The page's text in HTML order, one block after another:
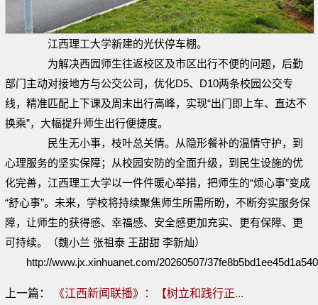
江西理工大学新建的光伏停车棚。
为解决西园师生往返校区及市区出行不便的问题，后勤
部门主动对接地方与公交公司，优化D5、D10两条校园公交专
线，精准匹配上下课及周末出行高峰，实现“出门即上车、直达不
换乘”，大幅提升师生出行便捷度。
民生无小事，枝叶总关情。从隐形餐补的温情守护，到
心理服务的坚实保障；从校园安防的全面升级，到民生设施的优
化完善，江西理工大学以一件件暖心举措，把师生的“烦心事”变成
“舒心事”。未来，学校将持续聚焦师生所需所盼，不断夯实服务保
障，让师生的获得感、幸福感、安全感更加充实、更有保障、更
可持续。（魏小兰 张祖泰 王甜甜 李新灿）
http://www.jx.xinhuanet.com/20260507/
上一篇： 《江西新闻联播》：【树立和践行正...